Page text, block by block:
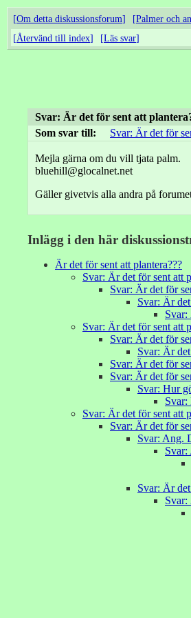
Om detta diskussionsforum Palmer och
Återvänd till index
Läs svar
Svar: Är det för sent att
Som svar till:
Svar: Är det för
Mejla gärna om du vill tjata palm.
bluehill@glocalnet.net
Gäller givetvis alla andra på
Inlägg i den här
Är det för sent att plantera???
Svar: Är det för sent att
Svar: Är det för
Svar: Är
Svar:
Svar: Är det för sent att
Svar: Är det för
Svar: Är
Svar: Är det för
Svar: Är det för
Svar: Hur
Svar:
Svar: Är det för sent att
Svar: Är det för
Svar: Ang.
Svar:
Svar: Är
Svar: